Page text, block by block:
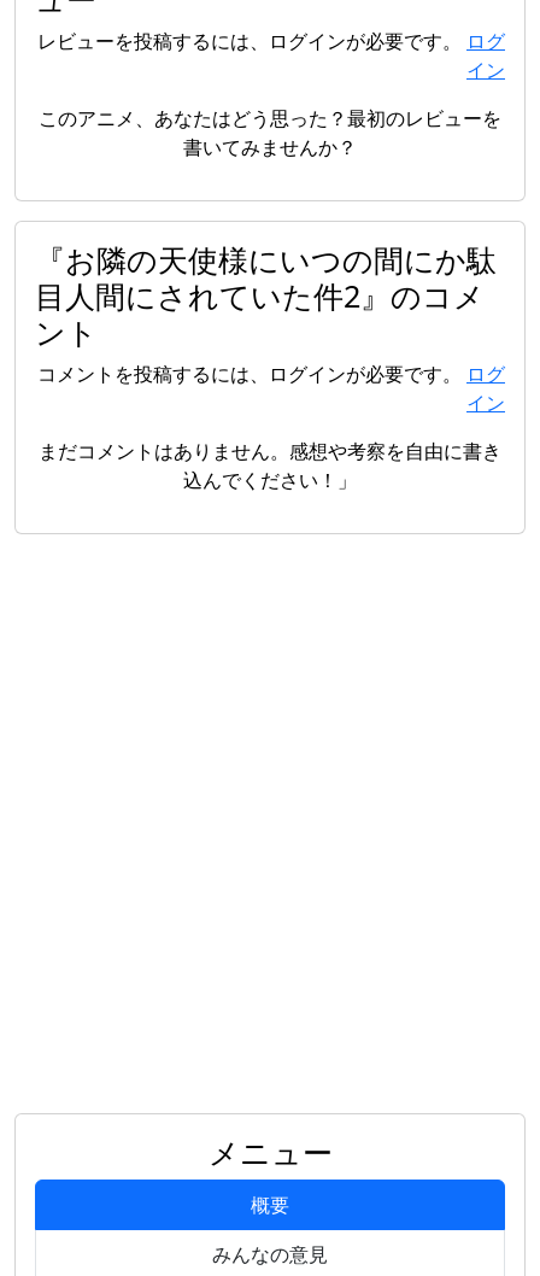
レビューを投稿するには、ログインが必要です。
ログ
イン
このアニメ、あなたはどう思った？最初のレビューを
書いてみませんか？
『お隣の天使様にいつの間にか駄
目人間にされていた件2』のコメ
ント
コメントを投稿するには、ログインが必要です。
ログ
イン
まだコメントはありません。感想や考察を自由に書き
込んでください！」
メニュー
概要
みんなの意見